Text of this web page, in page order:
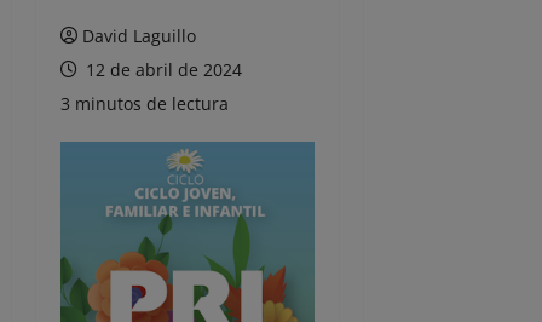
David Laguillo
12 de abril de 2024
3 minutos de lectura